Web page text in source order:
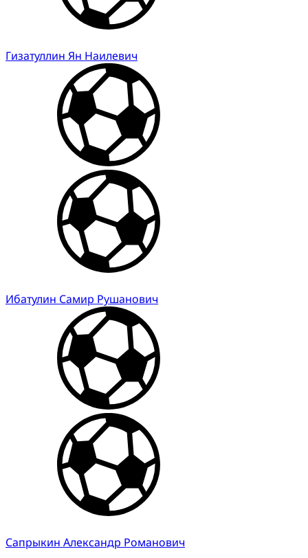
Гизатуллин Ян Наилевич
Ибатулин Самир Рушанович
Сапрыкин Александр Романович